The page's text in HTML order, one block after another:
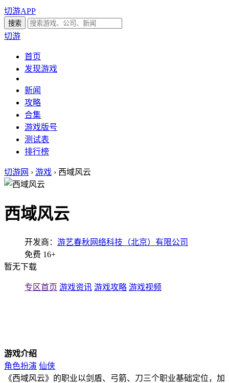
切游APP
切游
首页
发现游戏
新闻
攻略
合集
游戏版号
测试表
排行榜
切游网 › 游戏 › 西域风云
西域风云
开发商： 游艺春秋网络科技（北京）有限公司
免费 16+
暂无下载
专区首页 游戏资讯 游戏攻略 游戏视频
游戏介绍
角色扮演 仙侠
《西域风云》的职业以剑盾、弓箭、刀三个职业基础定位，加